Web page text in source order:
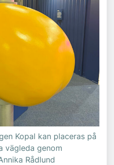
Kopal kan placeras på
vägleda genom
Rådlund